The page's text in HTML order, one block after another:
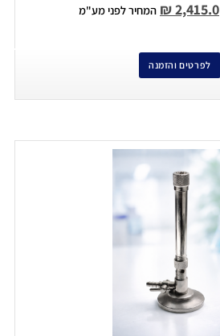
₪2,415.0 המחיר לפני מע"מ
לפרטים והזמנה